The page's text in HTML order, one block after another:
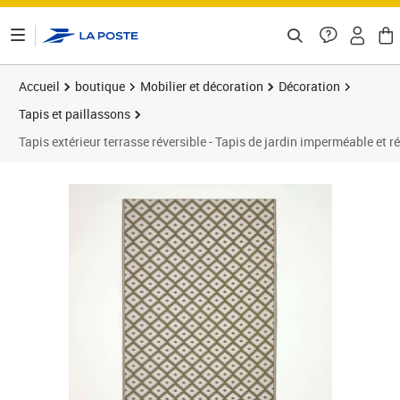
Accueil boutique Mobilier et décoration
Décoration
Tapis et paillassons
Tapis extérieur terrasse réversible - Tapis de jardin imperméable et